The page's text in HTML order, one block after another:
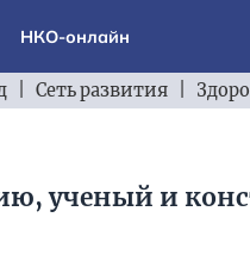
НКО-онлайн
Сеть развития
ученый и